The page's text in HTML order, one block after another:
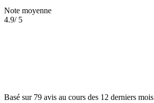
Note moyenne
4.9/ 5
Basé sur 79 avis au cours des 12 derniers mois